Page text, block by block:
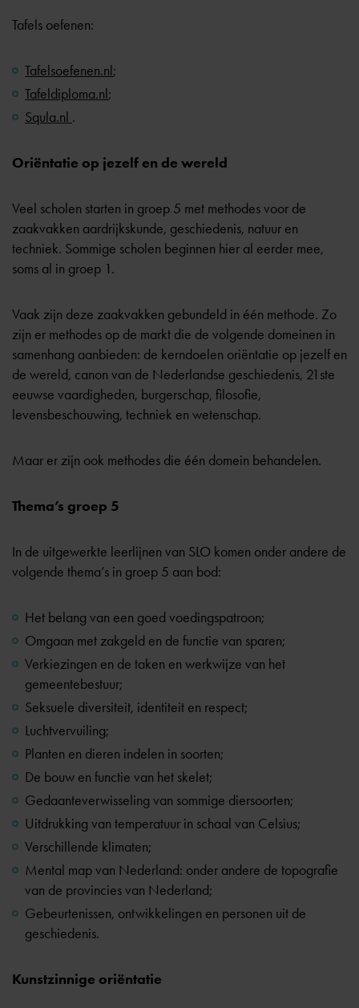
Tafels oefenen:
Tafelsoefenen.nl;
Tafeldiploma.nl;
Squla.nl .
Oriëntatie op jezelf en de wereld
Veel scholen starten in groep 5 met methodes voor de
zaakvakken aardrijkskunde, geschiedenis, natuur en
techniek. Sommige scholen beginnen hier al eerder mee,
soms al in groep 1.
Vaak zijn deze zaakvakken gebundeld in één methode. Zo
zijn er methodes op de markt die de volgende domeinen in
samenhang aanbieden: de kerndoelen oriëntatie op jezelf en
de wereld, canon van de Nederlandse geschiedenis, 21ste
eeuwse vaardigheden, burgerschap, filosofie,
levensbeschouwing, techniek en wetenschap.
Maar er zijn ook methodes die één domein behandelen.
Thema’s groep 5
In de uitgewerkte leerlijnen van SLO komen onder andere de
volgende thema’s in groep 5 aan bod:
Het belang van een goed voedingspatroon;
Omgaan met zakgeld en de functie van sparen;
Verkiezingen en de taken en werkwijze van het
gemeentebestuur;
Seksuele diversiteit, identiteit en respect;
Luchtvervuiling;
Planten en dieren indelen in soorten;
De bouw en functie van het skelet;
Gedaanteverwisseling van sommige diersoorten;
Uitdrukking van temperatuur in schaal van Celsius;
Verschillende klimaten;
Mental map van Nederland: onder andere de topografie
van de provincies van Nederland;
Gebeurtenissen, ontwikkelingen en personen uit de
geschiedenis.
Kunstzinnige oriëntatie